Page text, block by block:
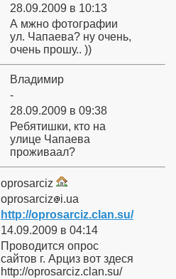
28.09.2009 в 10:13
А мжно фотографии
ул. Чапаева? ну очень,
очень прошу.. ))
Владимир
-
28.09.2009 в 09:38
Ребятишки, кто на
улице Чапаева
проживаал?
oprosarciz
oprosarciz
i.ua
http://oprosarciz.clan.su/
14.09.2009 в 04:14
Проводится опрос
сайтов г. Арциз вот здеся
http://oprosarciz.clan.su/